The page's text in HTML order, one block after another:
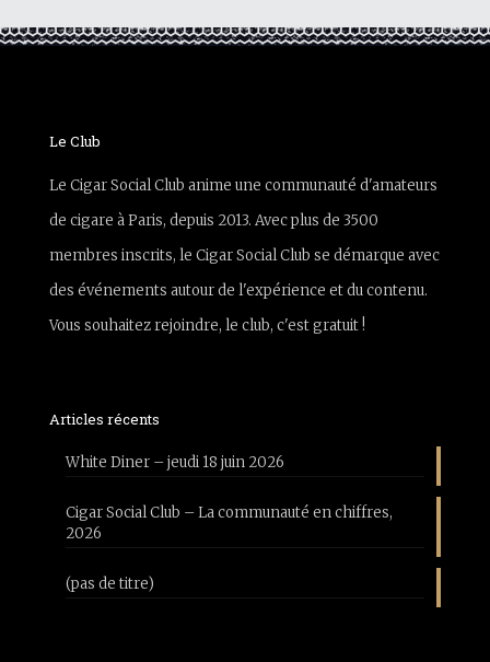
Le Club
Le Cigar Social Club anime une communauté d'amateurs
de cigare à Paris, depuis 2013. Avec plus de 3500
membres inscrits, le Cigar Social Club se démarque avec
des événements autour de l'expérience et du contenu.
Vous souhaitez rejoindre, le club, c'est gratuit !
Articles récents
White Diner – jeudi 18 juin 2026
Cigar Social Club – La communauté en chiffres,
2026
(pas de titre)